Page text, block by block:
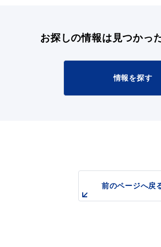
お探しの情報は 見つかっ
情報を探す
前のページへ戻